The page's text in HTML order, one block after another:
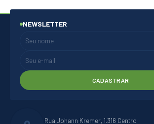
Rua Johann Kremer, 1.316 Centro
NEWSLETTER
CADASTRAR